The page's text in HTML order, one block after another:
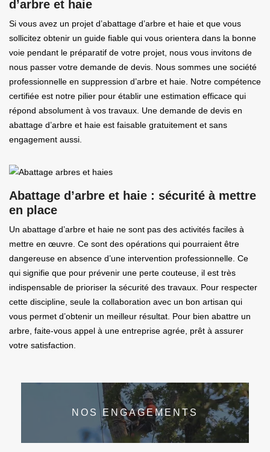
d’arbre et haie
Si vous avez un projet d’abattage d’arbre et haie et que vous
sollicitez obtenir un guide fiable qui vous orientera dans la bonne
voie pendant le préparatif de votre projet, nous vous invitons de
nous passer votre demande de devis. Nous sommes une société
professionnelle en suppression d’arbre et haie. Notre compétence
certifiée est notre pilier pour établir une estimation efficace qui
répond absolument à vos travaux. Une demande de devis en
abattage d’arbre et haie est faisable gratuitement et sans
engagement aussi.
Abattage d’arbre et haie : sécurité à mettre
en place
Un abattage d’arbre et haie ne sont pas des activités faciles à
mettre en œuvre. Ce sont des opérations qui pourraient être
dangereuse en absence d’une intervention professionnelle. Ce
qui signifie que pour prévenir une perte couteuse, il est très
indispensable de prioriser la sécurité des travaux. Pour respecter
cette discipline, seule la collaboration avec un bon artisan qui
vous permet d’obtenir un meilleur résultat. Pour bien abattre un
arbre, faite-vous appel à une entreprise agrée, prêt à assurer
votre satisfaction.
NOS ENGAGEMENTS